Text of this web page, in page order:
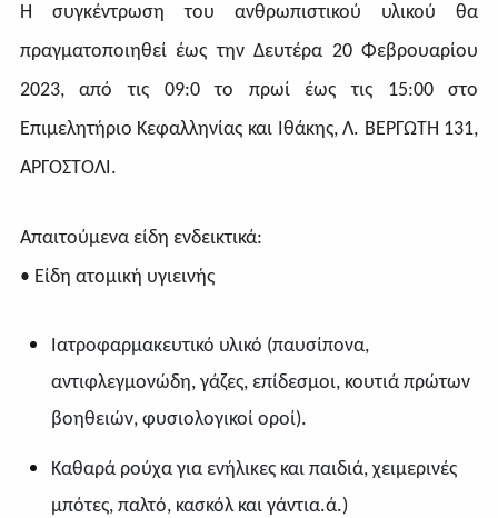
Η συγκέντρωση του ανθρωπιστικού υλικού θα
πραγματοποιηθεί έως την Δευτέρα 20 Φεβρουαρίου
2023, από τις 09:0 το πρωί έως τις 15:00 στο
Επιμελητήριο Κεφαλληνίας και Ιθάκης, Λ. ΒΕΡΓΩΤΗ 131,
ΑΡΓΟΣΤΟΛΙ.
Απαιτούμενα είδη ενδεικτικά:
• Είδη ατομική υγιεινής
Ιατροφαρμακευτικό υλικό (παυσίπονα,
αντιφλεγμονώδη, γάζες, επίδεσμοι, κουτιά πρώτων
βοηθειών, φυσιολογικοί οροί).
Καθαρά ρούχα για ενήλικες και παιδιά, χειμερινές
μπότες, παλτό, κασκόλ και γάντια.ά.)